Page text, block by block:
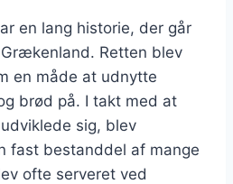
en lang historie, der går
Retten blev
en måde at udnytte
brød på. I takt med at
sig, blev
fast bestanddel af mange
ofte serveret ved